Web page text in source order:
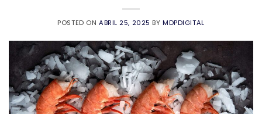
POSTED ON ABRIL 25, 2025 BYMDPDIGITAL